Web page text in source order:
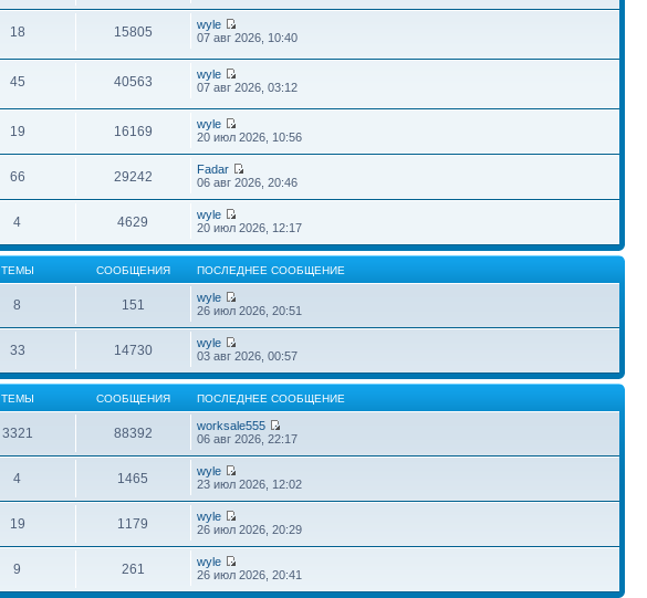
18 15805
wyle
07 авг 2026, 10:40
45 40563
wyle
07 авг 2026, 03:12
19 16169
wyle
20 июл 2026, 10:56
66 29242
Fadar
06 авг 2026, 20:46
4 4629
wyle
20 июл 2026, 12:17
ТЕМЫ СООБЩЕНИЯ ПОСЛЕДНЕЕ СООБЩЕНИЕ
8 151
wyle
26 июл 2026, 20:51
33 14730
wyle
03 авг 2026, 00:57
ТЕМЫ СООБЩЕНИЯ ПОСЛЕДНЕЕ СООБЩЕНИЕ
3321 88392
worksale555
06 авг 2026, 22:17
4 1465
wyle
23 июл 2026, 12:02
19 1179
wyle
26 июл 2026, 20:29
9 261
wyle
26 июл 2026, 20:41